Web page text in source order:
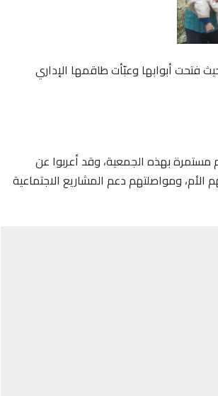
فتحت أبوابها وعبّأت طاقمها الإداري
مستمرة بهذه الجمعية، وقد أعربوا عن
ومواصلتهم دعم المشاريع الاجتماعية